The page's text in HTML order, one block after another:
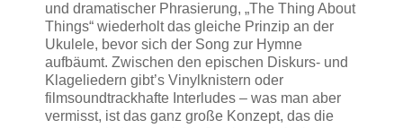
und dramatischer Phrasierung, „The Thing About
Things“ wiederholt das gleiche Prinzip an der
Ukulele, bevor sich der Song zur Hymne
aufbäumt. Zwischen den epischen Diskurs- und
Klageliedern gibt’s Vinylknistern oder
filmsoundtrackhafte Interludes – was man aber
vermisst, ist das ganz große Konzept, das die